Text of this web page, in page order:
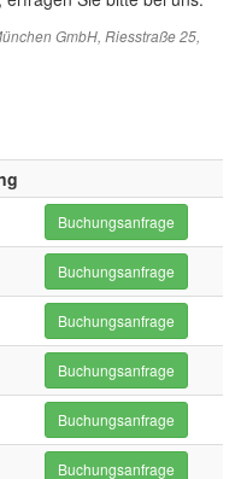
GmbH, Riesstraße 25,
Buchungsanfrage
Buchungsanfrage
Buchungsanfrage
Buchungsanfrage
Buchungsanfrage
Buchungsanfrage